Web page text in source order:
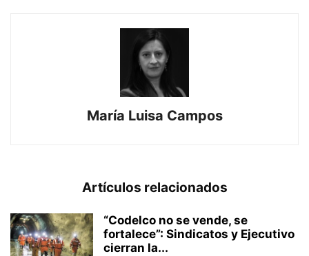
María Luisa Campos
Artículos relacionados
“Codelco no se vende, se
fortalece”: Sindicatos y Ejecutivo
cierran la...